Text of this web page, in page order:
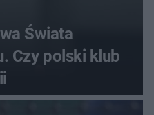
Świata
Czy polski klub